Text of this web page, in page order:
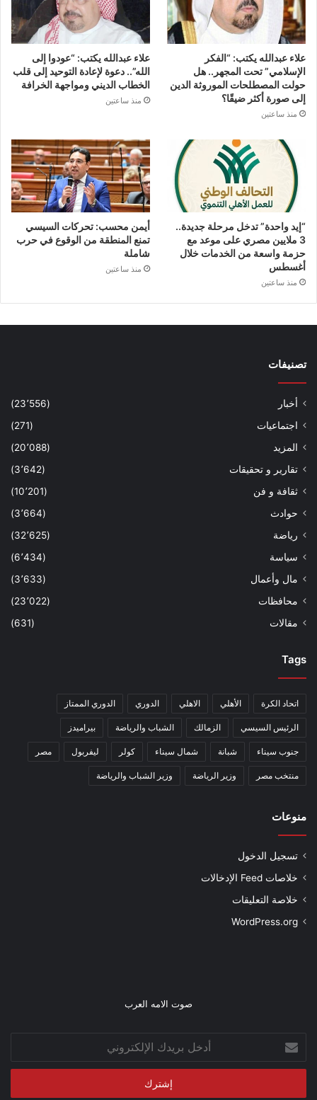
علاء عبدالله يكتب: “الفكر
الإسلامي” تحت المجهر.. هل
حولت المصطلحات الموروثة الدين
إلى صورة أكثر ضيقًا؟
منذ ساعتين
علاء عبدالله يكتب: “عودوا إلى
الله”.. دعوة لإعادة التوحيد إلى قلب
الخطاب الديني ومواجهة الخرافة
منذ ساعتين
“إيد واحدة” تدخل مرحلة جديدة..
3 ملايين مصري على موعد مع
حزمة واسعة من الخدمات خلال
أغسطس
منذ ساعتين
أيمن محسب: تحركات السيسي
تمنع المنطقة من الوقوع في حرب
شاملة
منذ ساعتين
تصنيفات
أخبار
(23٬556)
اجتماعيات
(271)
المزيد
(20٬088)
تقارير و تحقيقات
(3٬642)
ثقافة و فن
(10٬201)
حوادث
(3٬664)
رياضة
(32٬625)
سياسة
(6٬434)
مال وأعمال
(3٬633)
محافظات
(23٬022)
مقالات
(631)
Tags
اتحاد الكرة الأهلي الاهلي الدوري الدوري الممتاز
الرئيس السيسي الزمالك الشباب والرياضة بيراميدز
جنوب سيناء شبانة شمال سيناء كولر ليفربول مصر
منتخب مصر وزير الرياضة وزير الشباب والرياضة
منوعات
تسجيل الدخول
خلاصات Feed الإدخالات
خلاصة التعليقات
WordPress.org
صوت الامه العرب
بريدك
الإلكتروني